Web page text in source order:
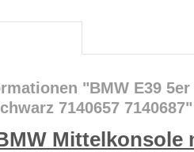
"BMW E39
7140657 7140687"
Mittelkonsole